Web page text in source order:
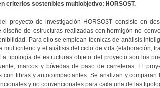
criterios sostenibles multiobjetivo: HORSOST.
proyecto de investigación HORSOST consiste en
diseño de estructuras realizadas con hormigón no
Para ello se emplean técnicas de análisis
multicriterio y el análisis del ciclo de vida (elaboración,
tipología de estructuras objeto del proyecto son los
marcos y bóvedas de paso de carreteras. El
con fibras y autocompactantes. Se analizan y
y no convencionales para cada una de las